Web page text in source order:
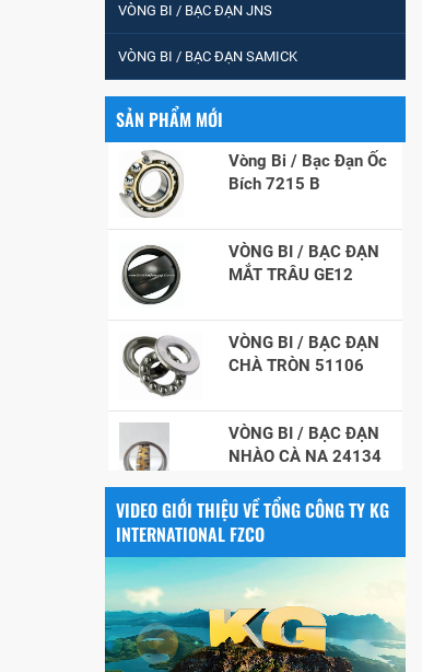
VÒNG BI / BẠC ĐẠN JNS
VÒNG BI / BẠC ĐẠN SAMICK
SẢN PHẨM MỚI
Bích 7215 B
VÒNG BI / BẠC ĐẠN
MẮT TRÂU GE12
VÒNG BI / BẠC ĐẠN
CHÀ TRÒN 51106
VÒNG BI / BẠC ĐẠN
NHÀO CÀ NA 24134
Vòng bi / Bạc đạn
tròn : 698
VÒNG BI PHS20
VIDEO GIỚI THIỆU VỀ TỔNG CÔNG TY KG
INTERNATIONAL FZCO